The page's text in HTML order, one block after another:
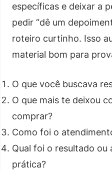
específicas e deixar a
pedir “dê um
roteiro curtinho. Isso
material bom para
O que você buscava
O que mais te deixou
comprar?
Como foi o
Qual foi o resultado ou
prática?